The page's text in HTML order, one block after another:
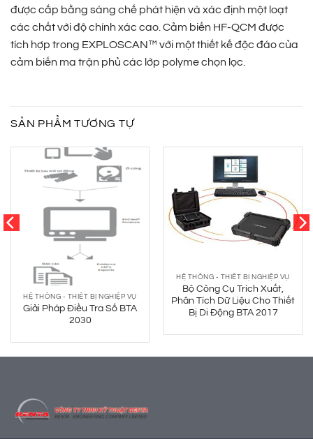
được cấp bằng sáng chế phát hiện và xác định một loạt
các chất với độ chính xác cao. Cảm biến HF-QCM được
tích hợp trong EXPLOSCAN™ với một thiết kế độc đáo của
cảm biến ma trận phủ các lớp polyme chọn lọc.
SẢN PHẨM TƯƠNG TỰ
HỆ THỐNG - THIẾT BỊ NGHIỆP VỤ
Giải Pháp Điều Tra Số BTA
2030
HỆ THỐNG - THIẾT BỊ NGHIỆP VỤ
Bộ Công Cụ Trích Xuất,
Phân Tích Dữ Liệu Cho Thiết
Bị Di Động BTA 2017